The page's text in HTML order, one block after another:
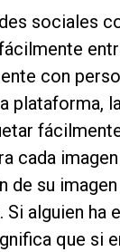
sociales
con
plataforma,
cada
su
alguien ha
que si